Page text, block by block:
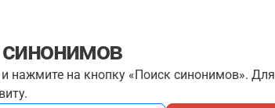
и нажмите на кнопку «Поиск синонимов». Для